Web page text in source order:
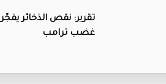
تقرير: نقص الذخائر يفجّر
غضب ترامب